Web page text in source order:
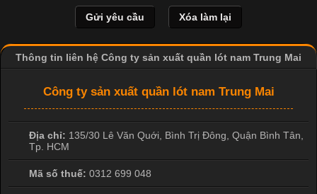
hình ảnh sắc nét và bền màu. Đặc biệt, kỹ thuật này được ứng
dụng rộng rãi trong sản xuất áo thun, đồ thể thao
Thông tin liên hệ Công ty sản xuất quần lót nam Trung Mai
Công ty sản xuất quần lót nam Trung Mai
Địa chỉ: 135/30 Lê Văn Quới, Bình Trị Đông Quận Bình Tân
Tp. HCM
Mã số thuế: 0312 699 048